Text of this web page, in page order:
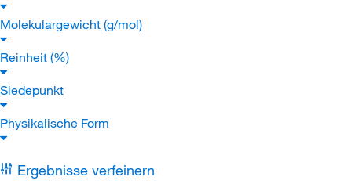
Molekulargewicht (g/mol)
Reinheit (%)
Siedepunkt
Physikalische Form
Ergebnisse verfeinern